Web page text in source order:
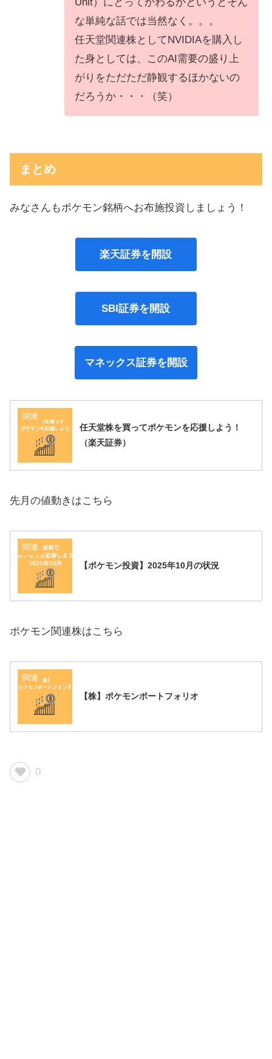
な単純な話では当然なく。。。
任天堂関連株としてNVIDIAを購入し
た身としては、このAI需要の盛り上
がりをただただ静観するほかないの
だろうか・・・（笑）
まとめ
みなさんもポケモン銘柄へお布施投資しましょう！
楽天証券を開設
SBI証券を開設
マネックス証券を開設
関連
任天堂株を買ってポケモンを応援しよう！
（楽天証券）
先月の値動きはこちら
関連
【ポケモン投資】2025年10月の状況
ポケモン関連株はこちら
関連
【株】ポケモンポートフォリオ
0